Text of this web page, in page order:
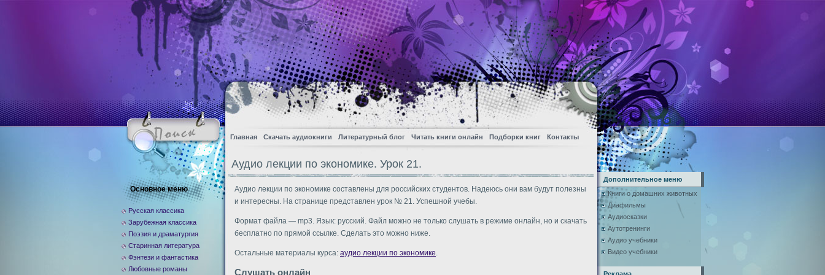
Главная Скачать аудиокниги Литературный блог Читать книги онлайн Подборки книг Контакты
Аудио лекции по экономике. Урок 21.
Аудио лекции по экономике составлены для российских студентов. Надеюсь они вам будут полезны
и интересны. На странице представлен урок № 21. Успешной учебы.
Формат файла — mp3. Язык: русский. Файл можно не только слушать в режиме онлайн, но и скачать
бесплатно по прямой ссылке. Сделать это можно ниже.
Остальные материалы курса: аудио лекции по экономике.
Слушать онлайн
Основное меню
Русская классика
Зарубежная классика
Поэзия и драматургия
Старинная литература
Фэнтези и фантастика
Любовные романы
Дополнительное меню
Книги о домашних животных
Диафильмы
Аудиосказки
Аутотренинги
Аудио учебники
Видео учебники